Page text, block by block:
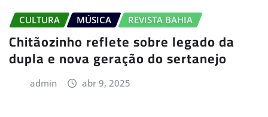
CULTURA MÚSICA REVISTA BAHIA
Chitãozinho reflete sobre legado da
dupla e nova geração do sertanejo
admin abr 9, 2025